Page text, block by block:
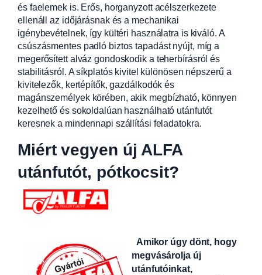
és faelemek is. Erős, horganyzott acélszerkezete
ellenáll az időjárásnak és a mechanikai
igénybevételnek, így kültéri használatra is kiváló. A
csúszásmentes padló biztos tapadást nyújt, míg a
megerősített alváz gondoskodik a teherbírásról és
stabilitásról. A síkplatós kivitel különösen népszerű a
kivitelezők, kertépítők, gazdálkodók és
magánszemélyek körében, akik megbízható, könnyen
kezelhető és sokoldalúan használható utánfutót
keresnek a mindennapi szállítási feladatokra.
Miért vegyen új ALFA
utánfutót, pótkocsit?
Amikor úgy dönt, hogy
megvásárolja új
utánfutóinkat,